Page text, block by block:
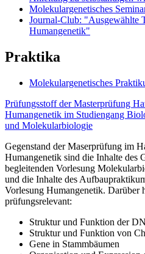
Molekulargenetisches
Journal-Club: "Ausgewählte
Humangenetik"
Praktika
Molekulargenetisches
Prüfungsstoff der Masterprüfung
Humangenetik im Studiengang
und Molekularbiologie
Gegenstand der Maserprüfung im
Humangenetik sind die Inhalte des
begleitenden Vorlesung
und die Inhalte des
Vorlesung Humangenetik. Darüber
prüfungsrelevant:
Struktur und Funktion der
Struktur und Funktion von
Gene in Stammbäumen